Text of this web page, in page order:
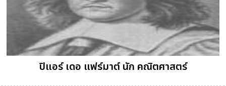
ปิแอร์ เดอ แฟร์มาต์ นัก คณิตศาสตร์